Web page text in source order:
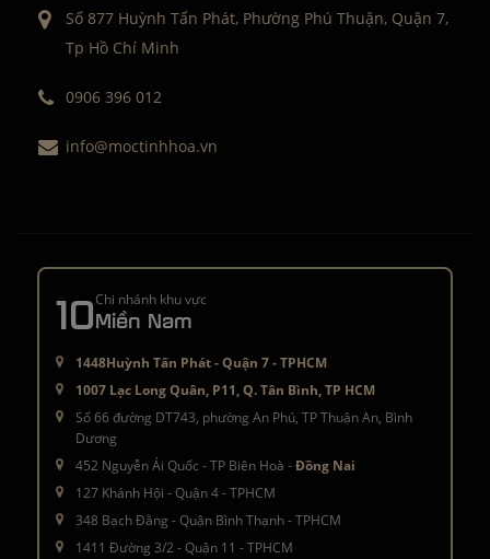
Số 877 Huỳnh Tấn Phát, Phường Phú Thuận, Quận 7,
Tp Hồ Chí Minh
0906 396 012
info@moctinhhoa.vn
10Chi nhánh khu vực
Miền Nam
1448Huỳnh Tấn Phát - Quận 7 - TPHCM
1007 Lạc Long Quân, P11, Q. Tân Bình, TP HCM
Số 66 đường DT743, phường An Phú, TP Thuận An, Bình
Dương
452 Nguyễn Ái Quốc - TP Biên Hoà -Đồng Nai
127 Khánh Hội - Quận 4 - TPHCM
348 Bạch Đằng - Quận Bình Thạnh - TPHCM
1411 Đường 3/2 - Quận 11 - TPHCM